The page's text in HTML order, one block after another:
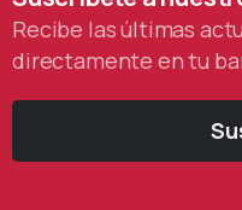
Recibe las últimas
directamente en tu